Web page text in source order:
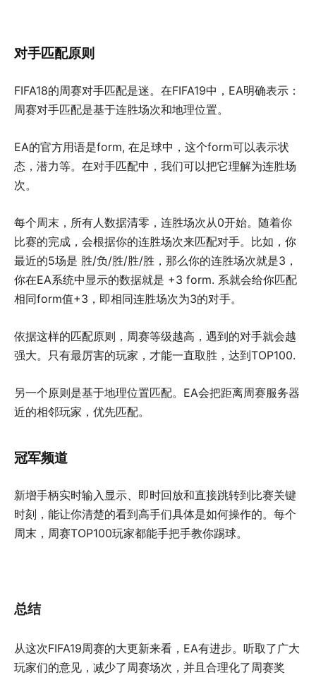
对手匹配原则
FIFA18的周赛对手匹配是迷。在FIFA19中，EA明确表示：
周赛对手匹配是基于连胜场次和地理位置。
EA的官方用语是form, 在足球中，这个form可以表示状
态，潜力等。在对手匹配中，我们可以把它理解为连胜场
次。
每个周末，所有人数据清零，连胜场次从0开始。随着你
比赛的完成，会根据你的连胜场次来匹配对手。比如，你
最近的5场是 胜/负/胜/胜/胜，那么你的连胜场次就是3，
你在EA系统中显示的数据就是 +3 form. 系就会给你匹配
相同form值+3，即相同连胜场次为3的对手。
依据这样的匹配原则，周赛等级越高，遇到的对手就会越
强大。只有最厉害的玩家，才能一直取胜，达到TOP100.
另一个原则是基于地理位置匹配。EA会把距离周赛服务器
近的相邻玩家，优先匹配。
冠军频道
新增手柄实时输入显示、即时回放和直接跳转到比赛关键
时刻，能让你清楚的看到高手们具体是如何操作的。每个
周末，周赛TOP100玩家都能手把手教你踢球。
总结
从这次FIFA19周赛的大更新来看，EA有进步。听取了广大
玩家们的意见，减少了周赛场次，并且合理化了周赛奖